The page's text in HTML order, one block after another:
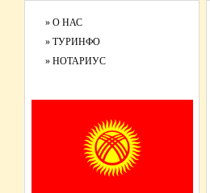
» О НАС
» ТУРИНФО
» НОТАРИУС